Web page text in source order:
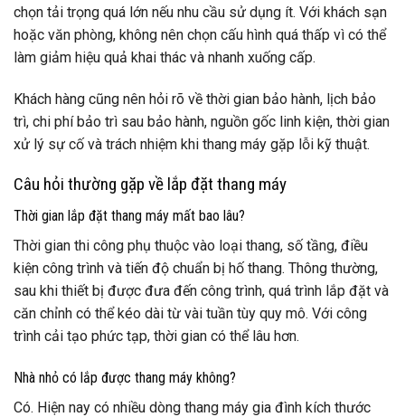
chọn tải trọng quá lớn nếu nhu cầu sử dụng ít. Với khách sạn
hoặc văn phòng, không nên chọn cấu hình quá thấp vì có thể
làm giảm hiệu quả khai thác và nhanh xuống cấp.
Khách hàng cũng nên hỏi rõ về thời gian bảo hành, lịch bảo
trì, chi phí bảo trì sau bảo hành, nguồn gốc linh kiện, thời gian
xử lý sự cố và trách nhiệm khi thang máy gặp lỗi kỹ thuật.
Câu hỏi thường gặp về lắp đặt thang máy
Thời gian lắp đặt thang máy mất bao lâu?
Thời gian thi công phụ thuộc vào loại thang, số tầng, điều
kiện công trình và tiến độ chuẩn bị hố thang. Thông thường,
sau khi thiết bị được đưa đến công trình, quá trình lắp đặt và
căn chỉnh có thể kéo dài từ vài tuần tùy quy mô. Với công
trình cải tạo phức tạp, thời gian có thể lâu hơn.
Nhà nhỏ có lắp được thang máy không?
Có. Hiện nay có nhiều dòng thang máy gia đình kích thước